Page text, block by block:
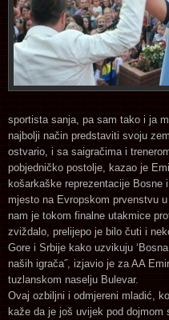
sportista sanja, pa sam tako i ja
najbolji način predstaviti svoju
ostvario, i sa saigračima i
pobjedničko postolje, kazao je
košarkaške reprezentacije Bosne
mjesto na Evropskom prvenstvu
nam je tokom finalne utakmice
zviždalo, prelijepo je bilo čuti i
Gore i Srbije kako uzvikuju
naših igrača˝, izjavio je za AA
tuzlanskom naselju Bulevar.
Ovaj ozbiljni i odmjereni mladić,
kaže da je još uvijek pod dojmom